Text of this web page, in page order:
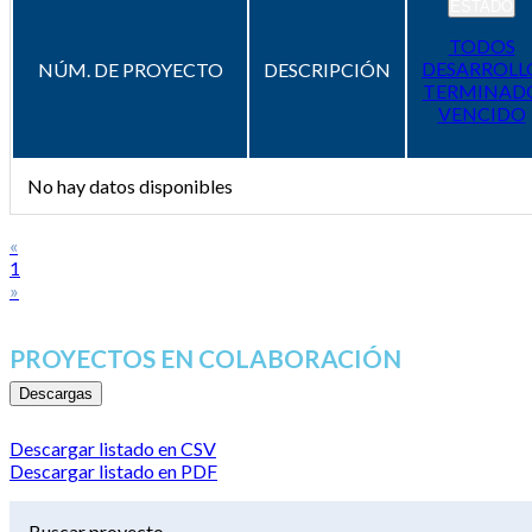
NÚM. DE PROYECTO DESCRIPCIÓN
TODOS
VENCIDO
No hay datos disponibles
«
1
»
PROYECTOS EN COLABORACIÓN
Descargas
Descargar listado en CSV
Descargar listado en PDF